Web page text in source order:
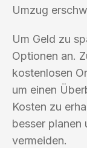
Umzug
Um Geld zu
Optionen an.
kostenlosen
um einen
Kosten zu
besser planen
vermeiden.